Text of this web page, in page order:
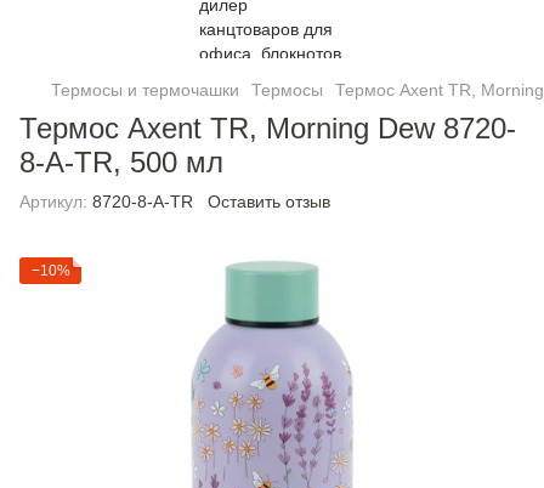
Термосы и термочашки Термосы Термос Axent TR,
Термос Axent TR, Morning Dew 8720-
8-A-TR, 500 мл
Артикул: 8720-8-A-TR Оставить отзыв
−10%